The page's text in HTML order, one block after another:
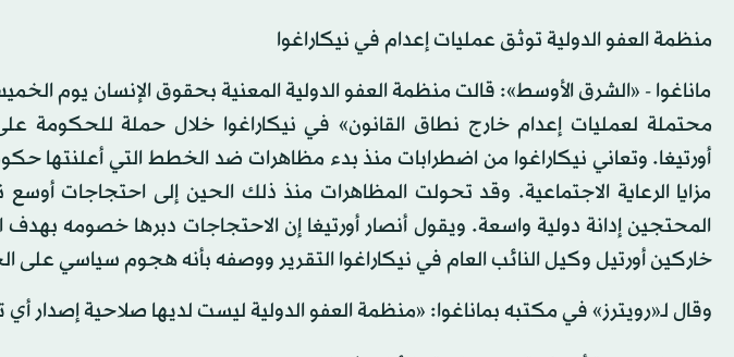
منظمة العفو الدولية توثق عمليات إعدام في نيكاراغوا
ماناغوا - «الشرق الأوسط»: قالت منظمة العفو الدولية المعنية بحقوق الإنسان يوم
محتملة لعمليات إعدام خارج نطاق القانون» في نيكاراغوا خلال حملة للحكومة
أورتيغا. وتعاني نيكاراغوا من اضطرابات منذ بدء مظاهرات ضد الخطط التي أعلنتها
مزايا الرعاية الاجتماعية. وقد تحولت المظاهرات منذ ذلك الحين إلى احتجاجات
المحتجين إدانة دولية واسعة. ويقول أنصار أورتيغا إن الاحتجاجات دبرها خصومه
خاركين أورتيل وكيل النائب العام في نيكاراغوا التقرير ووصفه بأنه هجوم سياسي على
وقال لـ«رويترز» في مكتبه بماناغوا: «منظمة العفو الدولية ليست لديها صلاحية إصدار أي